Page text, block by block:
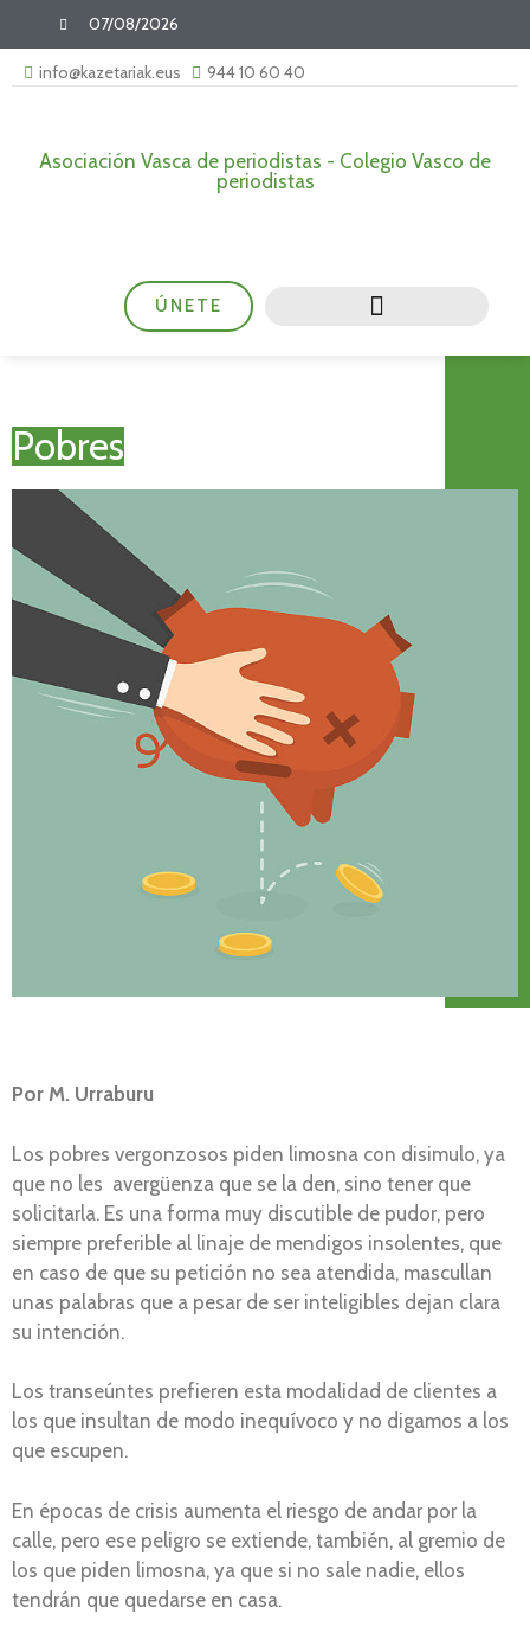
07/08/2026
info@kazetariak.eus 944 10 60 40
Asociación Vasca de periodistas - Colegio Vasco de
periodistas
ÚNETE
Pobres
Por M. Urraburu
Los pobres vergonzosos piden limosna con disimulo, ya
que no les avergüenza que se la den, sino tener que
solicitarla. Es una forma muy discutible de pudor, pero
siempre preferible al linaje de mendigos insolentes, que
en caso de que su petición no sea atendida, mascullan
unas palabras que a pesar de ser inteligibles dejan clara
su intención.
Los transeúntes prefieren esta modalidad de clientes a
los que insultan de modo inequívoco y no digamos a los
que escupen.
En épocas de crisis aumenta el riesgo de andar por la
calle, pero ese peligro se extiende, también, al gremio de
los que piden limosna, ya que si no sale nadie, ellos
tendrán que quedarse en casa.